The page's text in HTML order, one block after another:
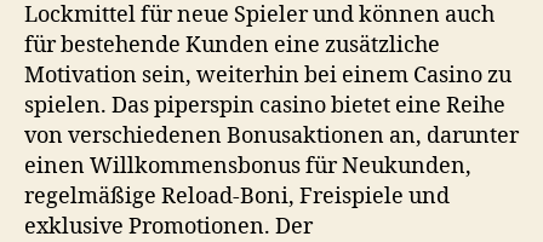
Lockmittel für neue Spieler und können auch
für bestehende Kunden eine zusätzliche
Motivation sein, weiterhin bei einem Casino zu
spielen. Daspiperspin casinobietet eine Reihe
von verschiedenen Bonusaktionen an, darunter
einen Willkommensbonus für Neukunden,
regelmäßige Reload-Boni, Freispiele und
exklusive Promotionen. Der